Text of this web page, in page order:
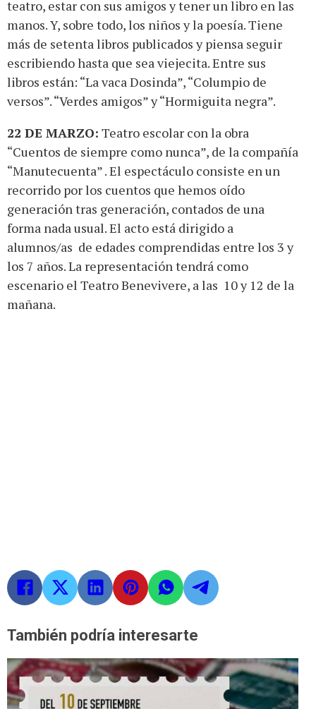
teatro, estar con sus amigos y tener un libro en las
manos. Y, sobre todo, los niños y la poesía. Tiene
más de setenta libros publicados y piensa seguir
escribiendo hasta que sea viejecita. Entre sus
libros están: “La vaca Dosinda”, “Columpio de
versos”. “Verdes amigos” y “Hormiguita negra”.
22 DE MARZO: Teatro escolar con la obra
“Cuentos de siempre como nunca”, de la compañía
“Manutecuenta” . El espectáculo consiste en un
recorrido por los cuentos que hemos oído
generación tras generación, contados de una
forma nada usual. El acto está dirigido a
alumnos/as de edades comprendidas entre los 3 y
los 7 años. La representación tendrá como
escenario el Teatro Benevivere, a las 10 y 12 de la
mañana.
También podría interesarte